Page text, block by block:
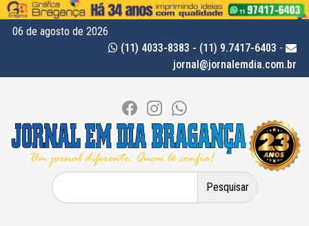
06 de agosto de 2026
(11) 4033-8383 - (11) 9.7417-6403 -
jornal@jornalemdia.com.br
Pesquisar
por: